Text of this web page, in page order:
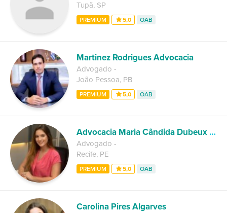
Tupã, SP
PREMIUM 5,0 OAB
Martinez Rodrigues Advocacia
Advogado -
João Pessoa, PB
PREMIUM 5,0 OAB
Advocacia Maria Cândida Dubeux de Paula
Advogado -
Recife, PE
PREMIUM 5,0 OAB
Carolina Pires Algarves